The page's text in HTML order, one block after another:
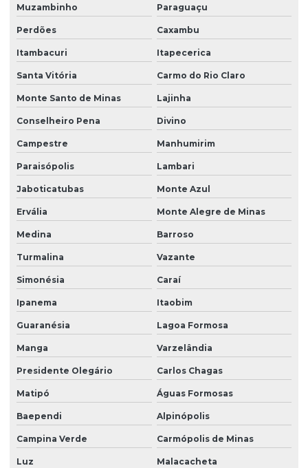
Muzambinho Paraguaçu
Perdões Caxambu
Itambacuri Itapecerica
Santa Vitória Carmo do Rio Claro
Monte Santo de Minas Lajinha
Conselheiro Pena Divino
Campestre Manhumirim
Paraisópolis Lambari
Jaboticatubas Monte Azul
Ervália Monte Alegre de Minas
Medina Barroso
Turmalina Vazante
Simonésia Caraí
Ipanema Itaobim
Guaranésia Lagoa Formosa
Manga Varzelândia
Presidente Olegário Carlos Chagas
Matipó Águas Formosas
Baependi Alpinópolis
Campina Verde Carmópolis de Minas
Luz Malacacheta